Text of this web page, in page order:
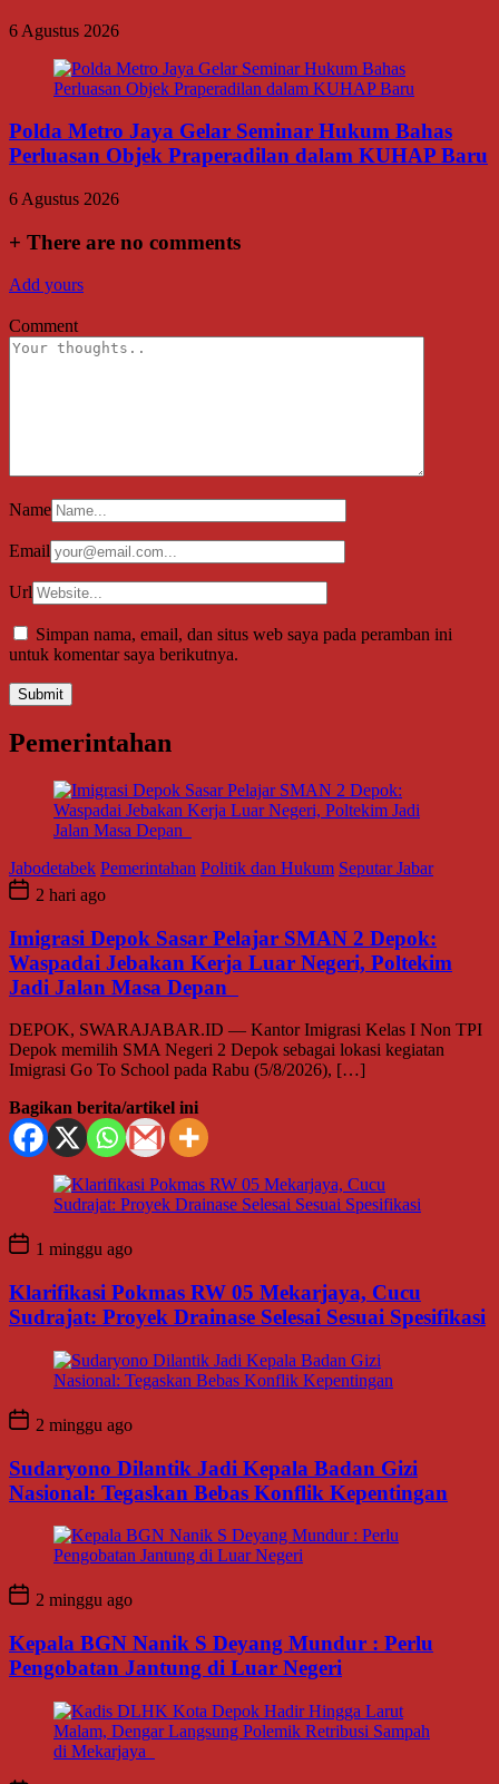
6 Agustus 2026
Polda Metro Jaya Gelar Seminar Hukum Bahas
Perluasan Objek Praperadilan dalam KUHAP Baru
6 Agustus 2026
+ There are no comments
Add yours
Comment
Name
Email
Url
Simpan nama, email, dan situs web saya pada peramban ini
untuk komentar saya berikutnya.
Pemerintahan
Jabodetabek Pemerintahan Politik dan Hukum Seputar Jabar
2 hari ago
Imigrasi Depok Sasar Pelajar SMAN 2 Depok:
Waspadai Jebakan Kerja Luar Negeri, Poltekim
Jadi Jalan Masa Depan
DEPOK, SWARAJABAR.ID — Kantor Imigrasi Kelas I Non TPI
Depok memilih SMA Negeri 2 Depok sebagai lokasi kegiatan
Imigrasi Go To School pada Rabu (5/8/2026), […]
Bagikan berita/artikel ini
1 minggu ago
Klarifikasi Pokmas RW 05 Mekarjaya, Cucu
Sudrajat: Proyek Drainase Selesai Sesuai Spesifikasi
2 minggu ago
Sudaryono Dilantik Jadi Kepala Badan Gizi
Nasional: Tegaskan Bebas Konflik Kepentingan
2 minggu ago
Kepala BGN Nanik S Deyang Mundur : Perlu
Pengobatan Jantung di Luar Negeri